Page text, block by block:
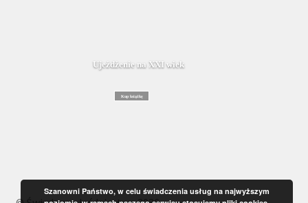
Ujeżdżenie na XXI wiek
Kup książkę
Szanowni Państwo, w celu świadczenia usług na najwyższym